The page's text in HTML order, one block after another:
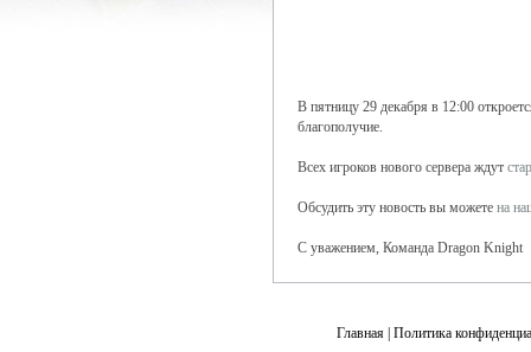
В пятницу 29 декабря в 12:00
благополучие.
Всех игроков нового сервера ждут
Обсудить эту новость вы можете на
С уважением, Команда Dragon Knight
Главная Политика